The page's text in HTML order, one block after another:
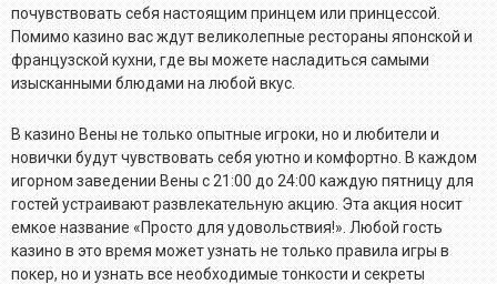
почувствовать себя настоящим принцем или принцессой.
Помимо казино вас ждут великолепные рестораны японской и
французской кухни, где вы можете насладиться самыми
изысканными блюдами на любой вкус.
В казино Вены не только опытные игроки, но и любители и
новички будут чувствовать себя уютно и комфортно. В каждом
игорном заведении Вены с 21:00 до 24:00 каждую пятницу для
гостей устраивают развлекательную акцию. Эта акция носит
емкое название «Просто для удовольствия!». Любой гость
казино в это время может узнать не только правила игры в
покер, но и узнать все необходимые тонкости и секреты